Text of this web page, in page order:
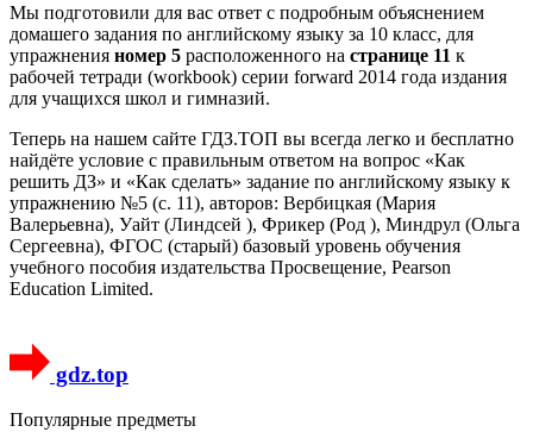
Мы подготовили для вас ответ c подробным объяснением
домашего задания по английскому языку за 10 класс, для
упражнения номер 5 расположенного на странице 11 к
рабочей тетради (workbook) серии forward 2014 года издания
для учащихся школ и гимназий.
Теперь на нашем сайте ГДЗ.ТОП вы всегда легко и бесплатно
найдёте условие с правильным ответом на вопрос «Как
решить ДЗ» и «Как сделать» задание по английскому языку к
упражнению №5 (с. 11), авторов: Вербицкая (Мария
Валерьевна), Уайт (Линдсей ), Фрикер (Род ), Миндрул (Ольга
Сергеевна), ФГОС (старый) базовый уровень обучения
учебного пособия издательства Просвещение, Pearson
Education Limited.
gdz.top
Популярные предметы